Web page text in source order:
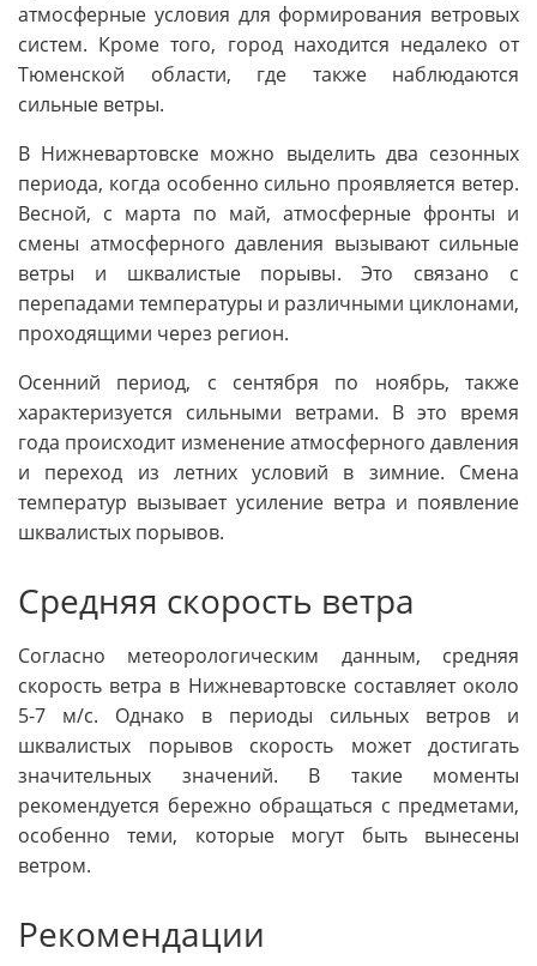
атмосферные условия для формирования ветровых
систем. Кроме того, город находится недалеко от
Тюменской области, где также наблюдаются
сильные ветры.
В Нижневартовске можно выделить два сезонных
периода, когда особенно сильно проявляется ветер.
Весной, с марта по май, атмосферные фронты и
смены атмосферного давления вызывают сильные
ветры и шквалистые порывы. Это связано с
перепадами температуры и различными циклонами,
проходящими через регион.
Осенний период, с сентября по ноябрь, также
характеризуется сильными ветрами. В это время
года происходит изменение атмосферного давления
и переход из летних условий в зимние. Смена
температур вызывает усиление ветра и появление
шквалистых порывов.
Средняя скорость ветра
Согласно метеорологическим данным, средняя
скорость ветра в Нижневартовске составляет около
5-7 м/с. Однако в периоды сильных ветров и
шквалистых порывов скорость может достигать
значительных значений. В такие моменты
рекомендуется бережно обращаться с предметами,
особенно теми, которые могут быть вынесены
ветром.
Рекомендации